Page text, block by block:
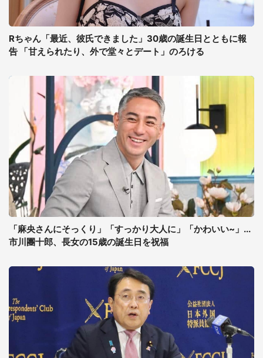
Rちゃん「最近、彼氏できました」30歳の誕生日とともに報
告 「甘えられたり、外で堂々とデート」のろける
「麻央さんにそっくり」「すっかり大人に」「かわいい~」...
市川團十郎、長女の15歳の誕生日を祝福